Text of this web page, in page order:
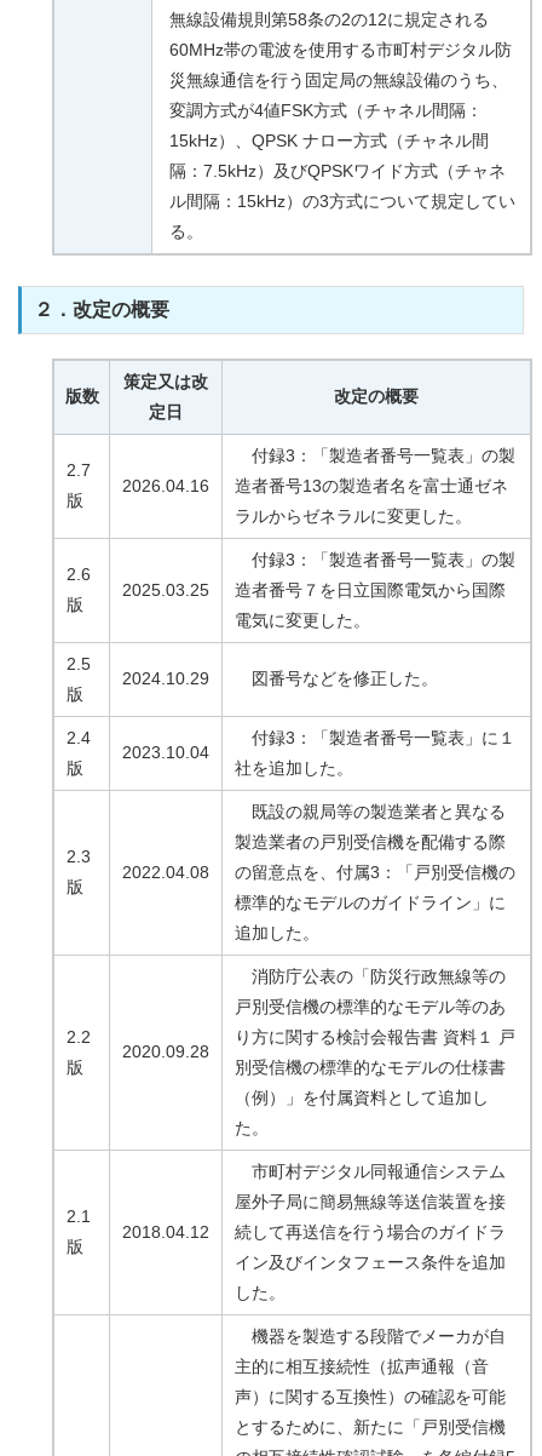
無線設備規則第58条の2の12に規定される
60MHz帯の電波を使用する市町村デジタル防
災無線通信を行う固定局の無線設備のうち、
変調方式が4値FSK方式（チャネル間隔：
15kHz）、QPSK ナロー方式（チャネル間
隔：7.5kHz）及びQPSKワイド方式（チャネ
ル間隔：15kHz）の3方式について規定してい
る。
２．改定の概要
版数
策定又は改
定日
改定の概要
2.7
版
2026.04.16
付録3：「製造者番号一覧表」の製
造者番号13の製造者名を富士通ゼネ
ラルからゼネラルに変更した。
2.6
版
2025.03.25
付録3：「製造者番号一覧表」の製
造者番号７を日立国際電気から国際
電気に変更した。
2.5
版
2024.10.29 図番号などを修正した。
2.4
版
2023.10.04
付録3：「製造者番号一覧表」に１
社を追加した。
2.3
版
2022.04.08
既設の親局等の製造業者と異なる
製造業者の戸別受信機を配備する際
の留意点を、付属3：「戸別受信機の
標準的なモデルのガイドライン」に
追加した。
2.2
版
2020.09.28
消防庁公表の「防災行政無線等の
戸別受信機の標準的なモデル等のあ
り方に関する検討会報告書 資料１ 戸
別受信機の標準的なモデルの仕様書
（例）」を付属資料として追加し
た。
2.1
版
2018.04.12
市町村デジタル同報通信システム
屋外子局に簡易無線等送信装置を接
続して再送信を行う場合のガイドラ
イン及びインタフェース条件を追加
した。
機器を製造する段階でメーカが自
主的に相互接続性（拡声通報（音
声）に関する互換性）の確認を可能
とするために、新たに「戸別受信機